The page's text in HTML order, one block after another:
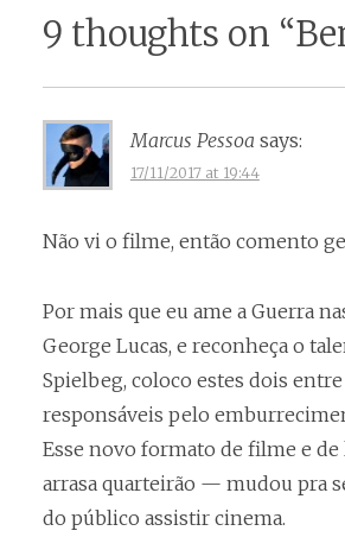
9 thoughts on “
Marcus Pessoa says:
17/11/2017 at 19:44
Não vi o filme, então comento
Por mais que eu ame a Guerra
George Lucas, e reconheça o
Spielbeg, coloco estes dois entre
responsáveis pelo
Esse novo formato de filme e
arrasa quarteirão — mudou pra
do público assistir cinema.